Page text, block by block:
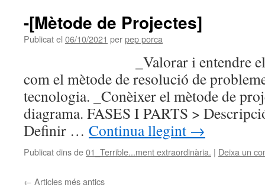
-[Mètode de Projectes]
Publicat el 06/10/2021 perpep porca
_Valorar i entendre el
com el mètode de resolució de
tecnologia. _Conèixer el mètode de
diagrama. FASES I PARTS >
Definir … Continua llegint →
Publicat dins de01_Terrible...ment extraordinària. | Deixa un
← Articles més antics